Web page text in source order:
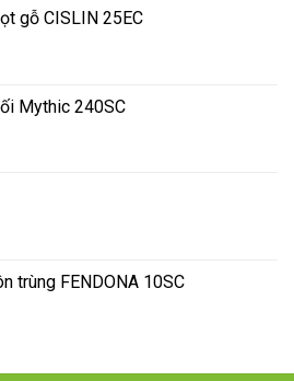
gỗ CISLIN 25EC
Mythic 240SC
trùng FENDONA 10SC